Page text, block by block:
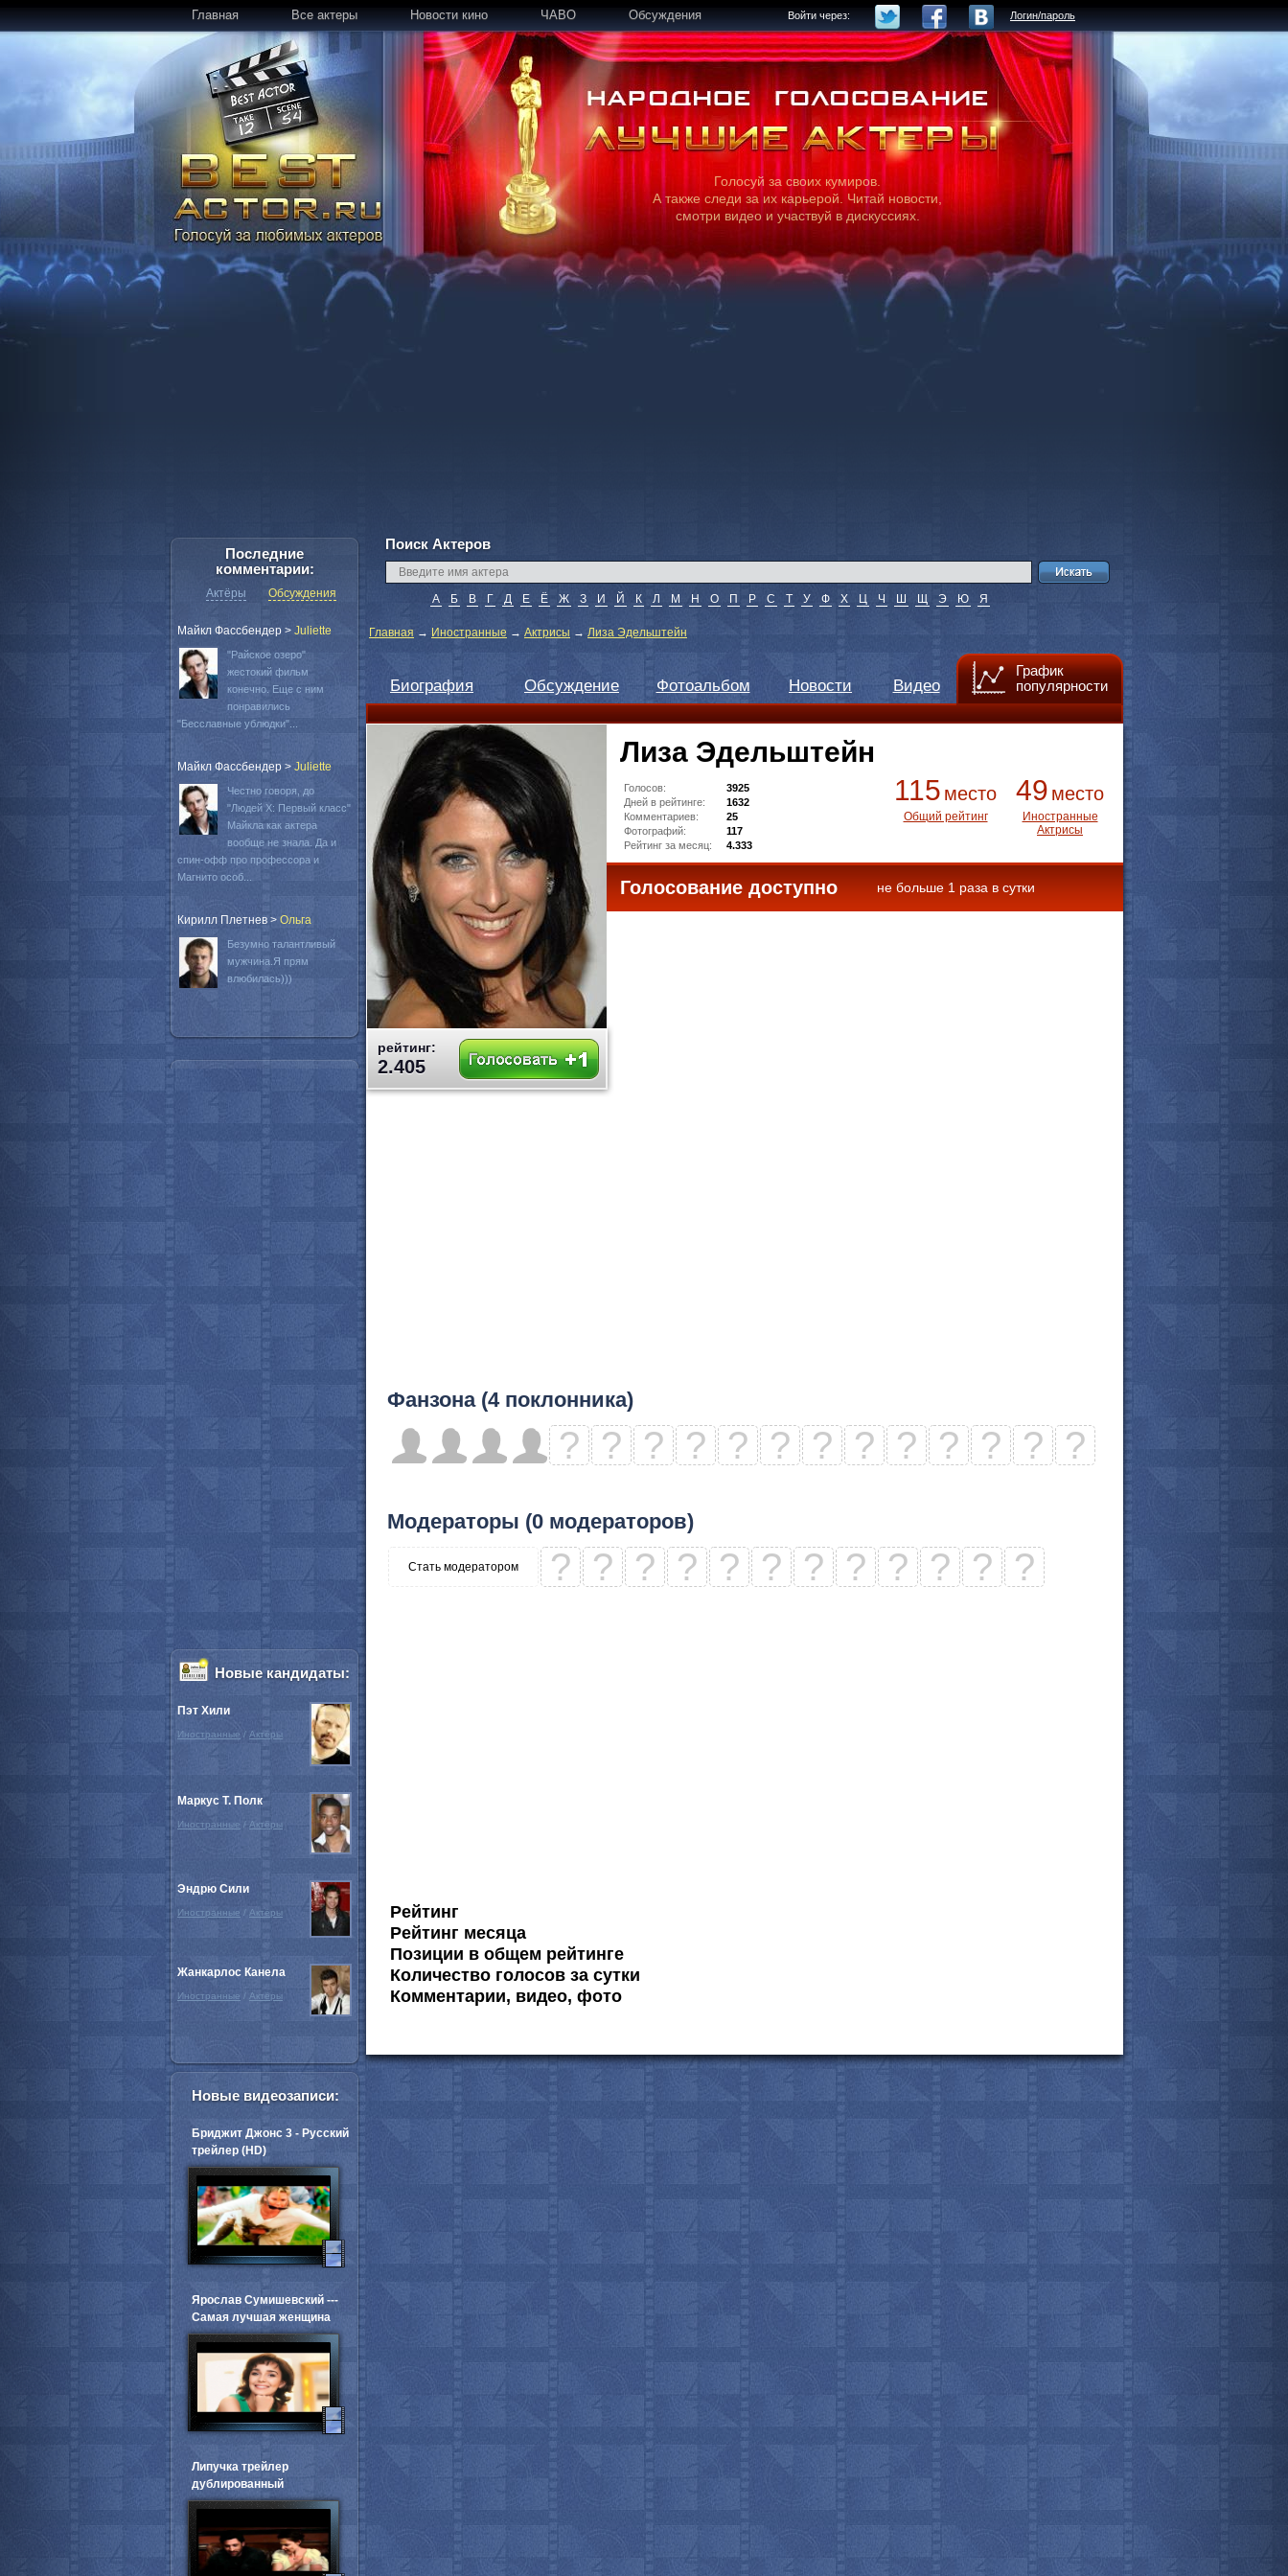
Главная Все актеры Новости кино ЧАВО Обсуждения Войти через: Логин/пароль
Голосуй за своих кумиров.
А также следи за их карьерой. Читай новости,
смотри видео и участвуй в дискуссиях.
Поиск Актеров
А Б В Г Д Е Ё Ж З И Й К Л М Н О П Р С Т У Ф Х Ц Ч Ш Щ Э Ю Я
Главная → Иностранные → Актрисы → Лиза Эдельштейн
Биография Обсуждение Фотоальбом Новости Видео
График
популярности
рейтинг:
2.405
Лиза Эдельштейн
115 место
Общий рейтинг
49 место
Иностранные
Актрисы
Голосов:
3925
Дней в рейтинге:
1632
Комментариев:
25
Фотографий:
117
Рейтинг за месяц:
4.333
Голосование доступно не больше 1 раза в сутки
Фанзона (4 поклонника)
? ? ? ? ? ? ? ? ? ? ? ? ?
Модераторы (0 модераторов)
Стать модератором ? ? ? ? ? ? ? ? ? ? ? ?
Рейтинг
Рейтинг месяца
Позиции в общем рейтинге
Количество голосов за сутки
Комментарии, видео, фото
Последние
комментарии:
Актёры Обсуждения
Майкл Фассбендер > Juliette
"Райское озеро"
жестокий фильм
конечно. Еще с ним
понравились
"Бесславные ублюдки"...
Майкл Фассбендер > Juliette
Честно говоря, до
"Людей Х: Первый класс"
Майкла как актера
вообще не знала. Да и
спин-офф про профессора и
Магнито особ...
Кирилл Плетнев > Oльга
Безумно талантливый
мужчина.Я прям
влюбилась)))
Новые кандидаты:
Пэт Хили
Иностранные / Актёры
Маркус Т. Полк
Иностранные / Актёры
Эндрю Сили
Иностранные / Актёры
Жанкарлос Канела
Иностранные / Актёры
Новые видеозаписи:
Бриджит Джонс 3 - Русский
трейлер (HD)
Ярослав Сумишевский ---
Самая лучшая женщина
Липучка трейлер
дублированный